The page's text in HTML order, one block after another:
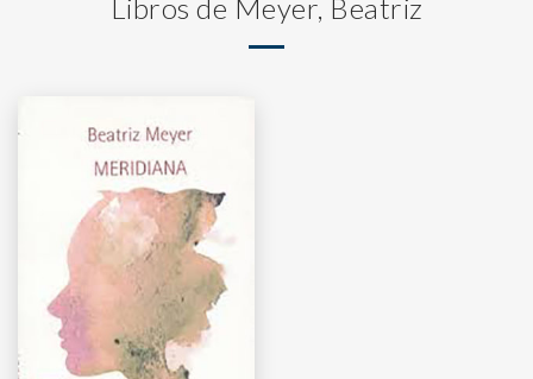
Libros de Meyer, Beatriz